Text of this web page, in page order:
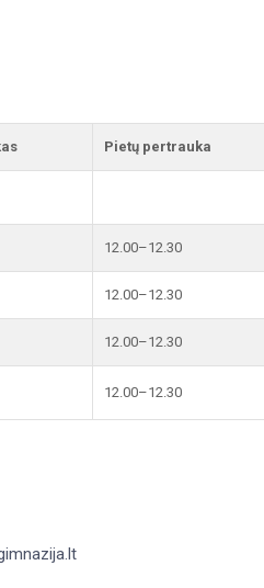
Pietų pertrauka
12.00–12.30
12.00–12.30
12.00–12.30
12.00–12.30